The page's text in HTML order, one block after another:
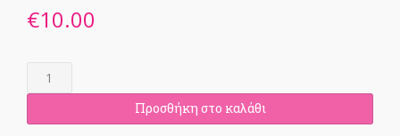
€10.00
Stamping
Quick
Προσθήκη στο καλάθι